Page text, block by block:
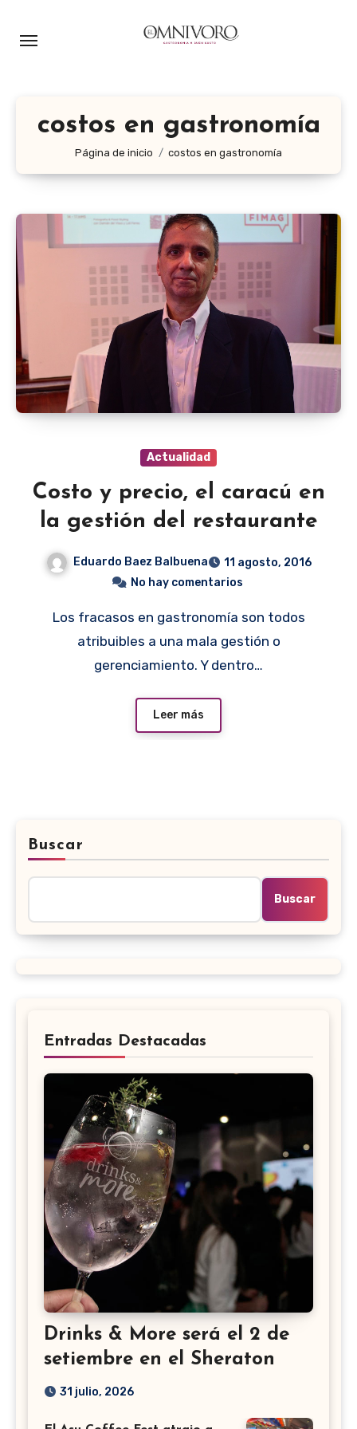
costos en gastronomía
Página de inicio costos en gastronomía
Actualidad
Costo y precio, el caracú en
la gestión del restaurante
Eduardo Baez Balbuena
11 agosto, 2016
No hay comentarios
Los fracasos en gastronomía son todos
atribuibles a una mala gestión o
gerenciamiento. Y dentro…
Leer más
Buscar
Buscar
Entradas Destacadas
Drinks & More será el 2 de
setiembre en el Sheraton
31 julio, 2026